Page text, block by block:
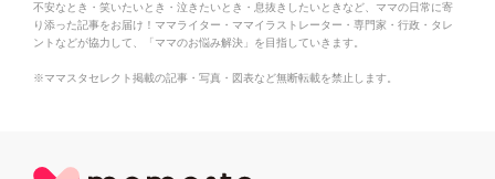
不安なとき・笑いたいとき・泣きたいとき・息抜きしたいときなど、ママの日常に寄
り添った記事をお届け！ママライター・ママイラストレーター・専門家・行政・タレ
ントなどが協力して、「ママのお悩み解決」を目指していきます。
※ママスタセレクト掲載の記事・写真・図表など無断転載を禁止します。